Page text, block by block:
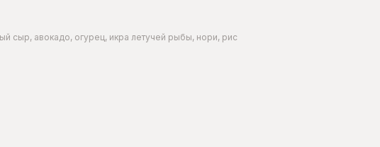
сыр, авокадо, огурец, икра летучей рыбы, нори, рис